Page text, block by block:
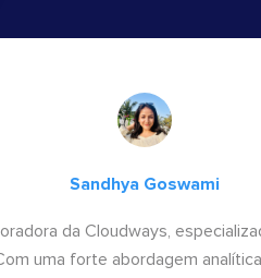
Sandhya Goswami
da Cloudways,
uma forte abordagem